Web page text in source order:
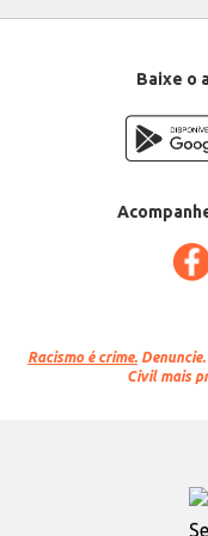
EAN: 7896039721527
Baixe o
Racismo é crime.
Civil mais